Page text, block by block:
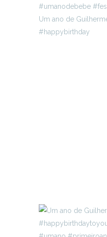
Um ano de
#happybirthday